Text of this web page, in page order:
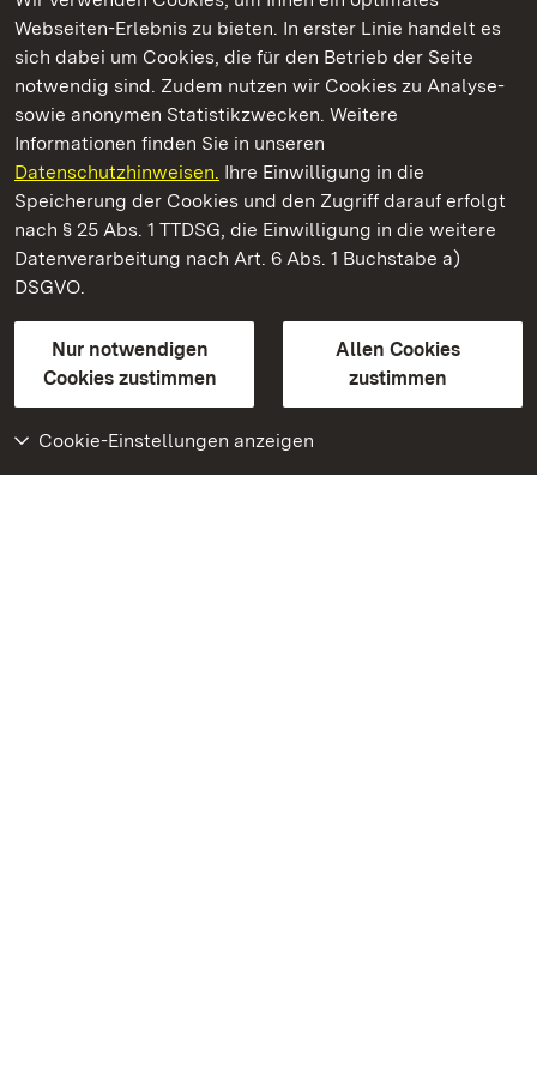
Webseiten-Erlebnis zu bieten. In erster Linie handelt es
sich dabei um Cookies, die für den Betrieb der Seite
notwendig sind. Zudem nutzen wir Cookies zu Analyse-
sowie anonymen Statistikzwecken. Weitere
Informationen finden Sie in unseren
Datenschutzhinweisen. Ihre Einwilligung in die
Speicherung der Cookies und den Zugriff darauf erfolgt
nach § 25 Abs. 1 TTDSG, die Einwilligung in die weitere
Datenverarbeitung nach Art. 6 Abs. 1 Buchstabe a)
DSGVO.
Nur notwendigen
Cookies zustimmen
Allen Cookies
zustimmen
Cookie-Einstellungen anzeigen
Kommen. Staunen. Genießen.
Staatliche Schlösser und Gärten Baden‑Württemberg
Staatliche Schlösser und Gärten Baden-Württemberg
Kontakt
GebärdenspracheLeichte Sprache
Erklärung zur Barrierefreiheit
BITV-konform (geprüfte Seiten)
Weiteres